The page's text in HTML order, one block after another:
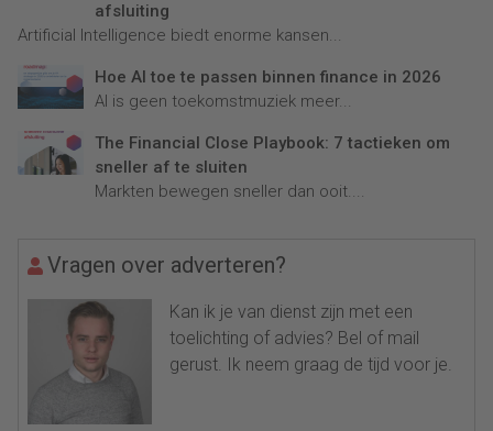
afsluiting
Artificial Intelligence biedt enorme kansen...
Hoe AI toe te passen binnen finance in 2026
AI is geen toekomstmuziek meer...
The Financial Close Playbook: 7 tactieken om
sneller af te sluiten
Markten bewegen sneller dan ooit....
Vragen over adverteren?
Kan ik je van dienst zijn met een
toelichting of advies? Bel of mail
gerust. Ik neem graag de tijd voor je.